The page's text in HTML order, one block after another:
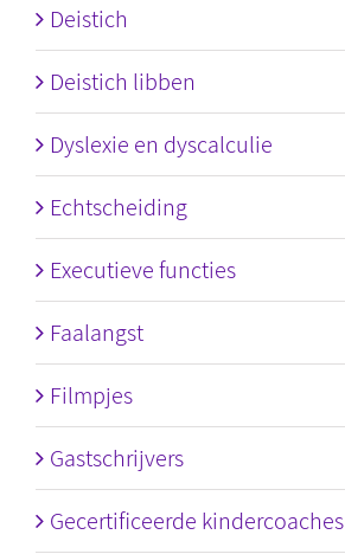
Deistich
Deistich libben
Dyslexie en dyscalculie
Echtscheiding
Executieve functies
Faalangst
Filmpjes
Gastschrijvers
Gecertificeerde kindercoaches